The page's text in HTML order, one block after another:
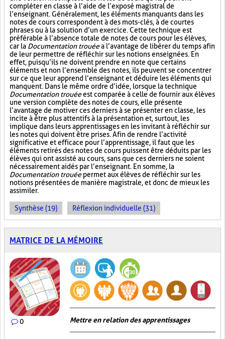
compléter en classe à l’aide de l’exposé magistral de
l’enseignant. Généralement, les éléments manquants dans les
notes de cours correspondent à des mots-clés, à de courtes
phrases ou à la solution d’un exercice. Cette technique est
préférable à l’absence totale de notes de cours pour les élèves,
car la Documentation trouéea l’avantage de libérer du temps afin
de leur permettre de réfléchir sur les notions enseignées. En
effet, puisqu’ils ne doivent prendre en note que certains
éléments et non l’ensemble des notes, ils peuvent se concentrer
sur ce que leur apprend l’enseignant et déduire les éléments qui
manquent. Dans le même ordre d’idée, lorsque la technique
Documentation trouéeest comparée à celle de fournir aux élèves
une version complète des notes de cours, elle présente
l’avantage de motiver ces derniers à se présenter en classe, les
incite à être plus attentifs à la présentation et, surtout, les
implique dans leurs apprentissages en les invitant à réfléchir sur
les notes qui doivent être prises. Afin de rendre l’activité
significative et efficace pour l’apprentissage, il faut que les
éléments retirés des notes de cours puissent être déduits par les
élèves qui ont assisté au cours, sans que ces derniers ne soient
nécessairement aidés par l’enseignant. En somme, la
Documentation trouéepermet aux élèves de réfléchir sur les
notions présentées de manière magistrale, et donc de mieux les
assimiler.
Synthèse (19) Réflexion individuelle (31)
MATRICE DE LA MÉMOIRE
0 Mettre en relation des apprentissages